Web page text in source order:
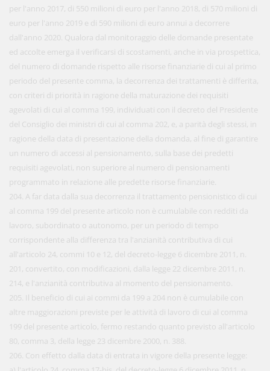
per l'anno 2017, di 550 milioni di euro per l'anno 2018, di 570 milioni di
euro per l'anno 2019 e di 590 milioni di euro annui a decorrere
dall'anno 2020. Qualora dal monitoraggio delle domande presentate
ed accolte emerga il verificarsi di scostamenti, anche in via prospettica,
del numero di domande rispetto alle risorse finanziarie di cui al primo
periodo del presente comma, la decorrenza dei trattamenti è differita,
con criteri di priorità in ragione della maturazione dei requisiti
agevolati di cui al comma 199, individuati con il decreto del Presidente
del Consiglio dei ministri di cui al comma 202, e, a parità degli stessi, in
ragione della data di presentazione della domanda, al fine di garantire
un numero di accessi al pensionamento, sulla base dei predetti
requisiti agevolati, non superiore al numero di pensionamenti
programmato in relazione alle predette risorse finanziarie.
204. A far data dalla sua decorrenza il trattamento pensionistico di cui
al comma 199 del presente articolo non è cumulabile con redditi da
lavoro, subordinato o autonomo, per un periodo di tempo
corrispondente alla differenza tra l'anzianità contributiva di cui
all'articolo 24, commi 10 e 12, del decreto-legge 6 dicembre 2011, n.
201, convertito, con modificazioni, dalla legge 22 dicembre 2011, n.
214, e l'anzianità contributiva al momento del pensionamento.
205. Il beneficio di cui ai commi da 199 a 204 non è cumulabile con
altre maggiorazioni previste per le attività di lavoro di cui al comma
199 del presente articolo, fermo restando quanto previsto all'articolo
80, comma 3, della legge 23 dicembre 2000, n. 388.
206. Con effetto dalla data di entrata in vigore della presente legge: